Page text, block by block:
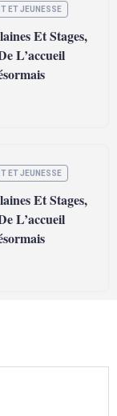
ET JEUNESSE
Et Stages,
L’accueil
ET JEUNESSE
Et Stages,
L’accueil